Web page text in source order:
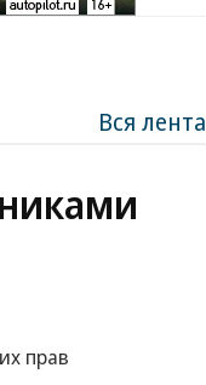
Вся лента
прав